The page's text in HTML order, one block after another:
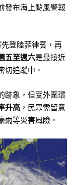
發布海上颱風警報
登陸菲律賓，再
五至週六是最接近
切追蹤中。
跡象，但受外圍環
升高 ，民眾需留意
雨等災害風險。